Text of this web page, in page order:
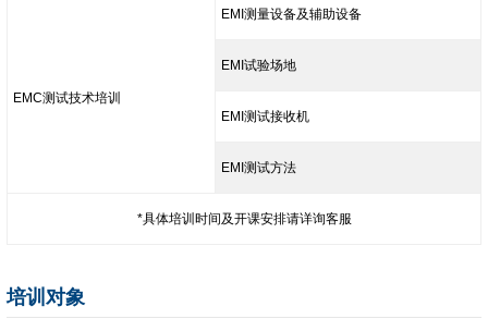
EMC测试技术培训
EMI测量设备及辅助设备
EMI试验场地
EMI测试接收机
EMI测试方法
*具体培训时间及开课安排请详询客服
培训对象